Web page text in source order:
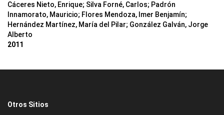
Cáceres Nieto, Enrique; Silva Forné, Carlos; Padrón
Innamorato, Mauricio; Flores Mendoza, Imer Benjamín;
Hernández Martínez, María del Pilar; González Galván, Jorge
Alberto
2011
Otros Sitios